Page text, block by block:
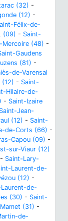
(32) -
(12) -
Félix-de-
(09) - Saint-
Mercoire (48) -
Gaudens
(81) -
de-Varensal
(12) - Saint-
Hilaire-de-
- Saint-Izaire
Saint-Jean-
(12) - Saint-
de-Corts (66) -
Capou (09) -
sur-Viaur (12)
- Saint-Lary-
Laurent-de-
(12) -
de-
(30) - Saint-
(31) -
de-